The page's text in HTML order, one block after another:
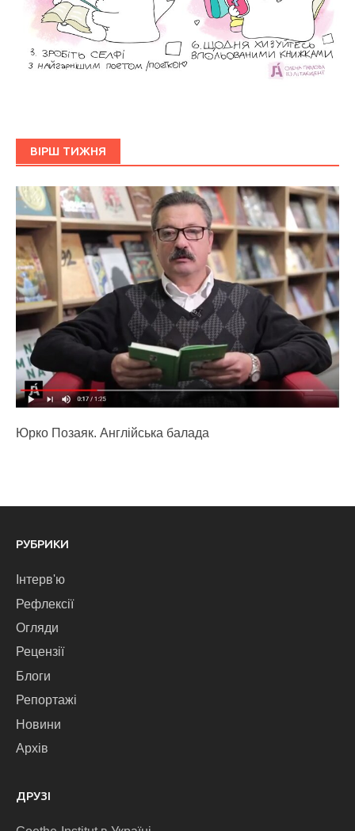
ВІРШ ТИЖНЯ
Юрко Позаяк. Англійська балада
РУБРИКИ
Інтерв'ю
Рефлексії
Огляди
Рецензії
Блоги
Репортажі
Новини
Архів
ДРУЗІ